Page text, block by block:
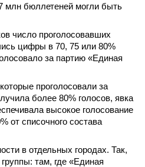
млн бюллетеней могли быть
число проголосовавших
цифры в 70, 75 или 80%
за партию «Единая
проголосовали за
более 80% голосов, явка
высокое голосование
от списочного состава
в отдельных городах. Так,
там, где «Единая